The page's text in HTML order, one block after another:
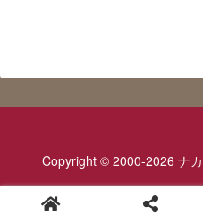
Copyright © 2000-2026 ナ